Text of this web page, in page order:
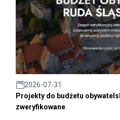
2026-07-31
Projekty do budżetu
zweryfikowane